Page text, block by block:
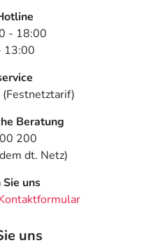
- 18:00
13:00
Beratung
200
dt. Netz)
uns
uns